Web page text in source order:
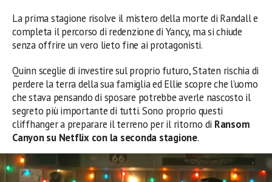
La prima stagione risolve il mistero della morte di Randall e
completa il percorso di redenzione di Yancy, ma si chiude
senza offrire un vero lieto fine ai protagonisti.
Quinn sceglie di investire sul proprio futuro, Staten rischia di
perdere la terra della sua famiglia ed Ellie scopre che l’uomo
che stava pensando di sposare potrebbe averle nascosto il
segreto più importante di tutti. Sono proprio questi
cliffhanger a preparare il terreno per il ritorno di Ransom
Canyon su Netflix con la seconda stagione.